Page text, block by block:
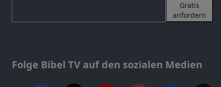
Gratis
anfordern
Folge Bibel TV auf den sozialen Medien